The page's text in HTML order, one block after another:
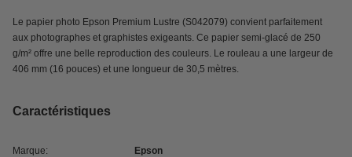
Le papier photo Epson Premium Lustre (S042079) convient parfaitement
aux photographes et graphistes exigeants. Ce papier semi-glacé de 250
g/m² offre une belle reproduction des couleurs. Le rouleau a une largeur de
406 mm (16 pouces) et une longueur de 30,5 mètres.
Caractéristiques
Marque: Epson